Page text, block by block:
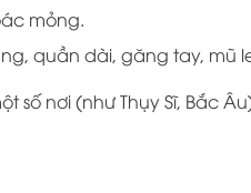
mỏng.
quần dài, găng tay, mũ
nơi (như Thụy Sĩ, Bắc